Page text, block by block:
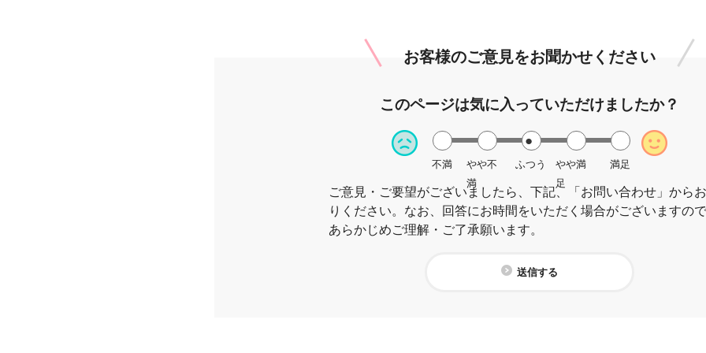
お客様のご意見をお聞かせください
このページは気に入っていただけましたか？
不満
やや不
満
ふつう
やや満
足
満足
ご意見・ご要望がございましたら、下記、「お問い合わせ」から
りください。なお、回答にお時間をいただく場合がございますので
あらかじめご理解・ご了承願います。
送信する